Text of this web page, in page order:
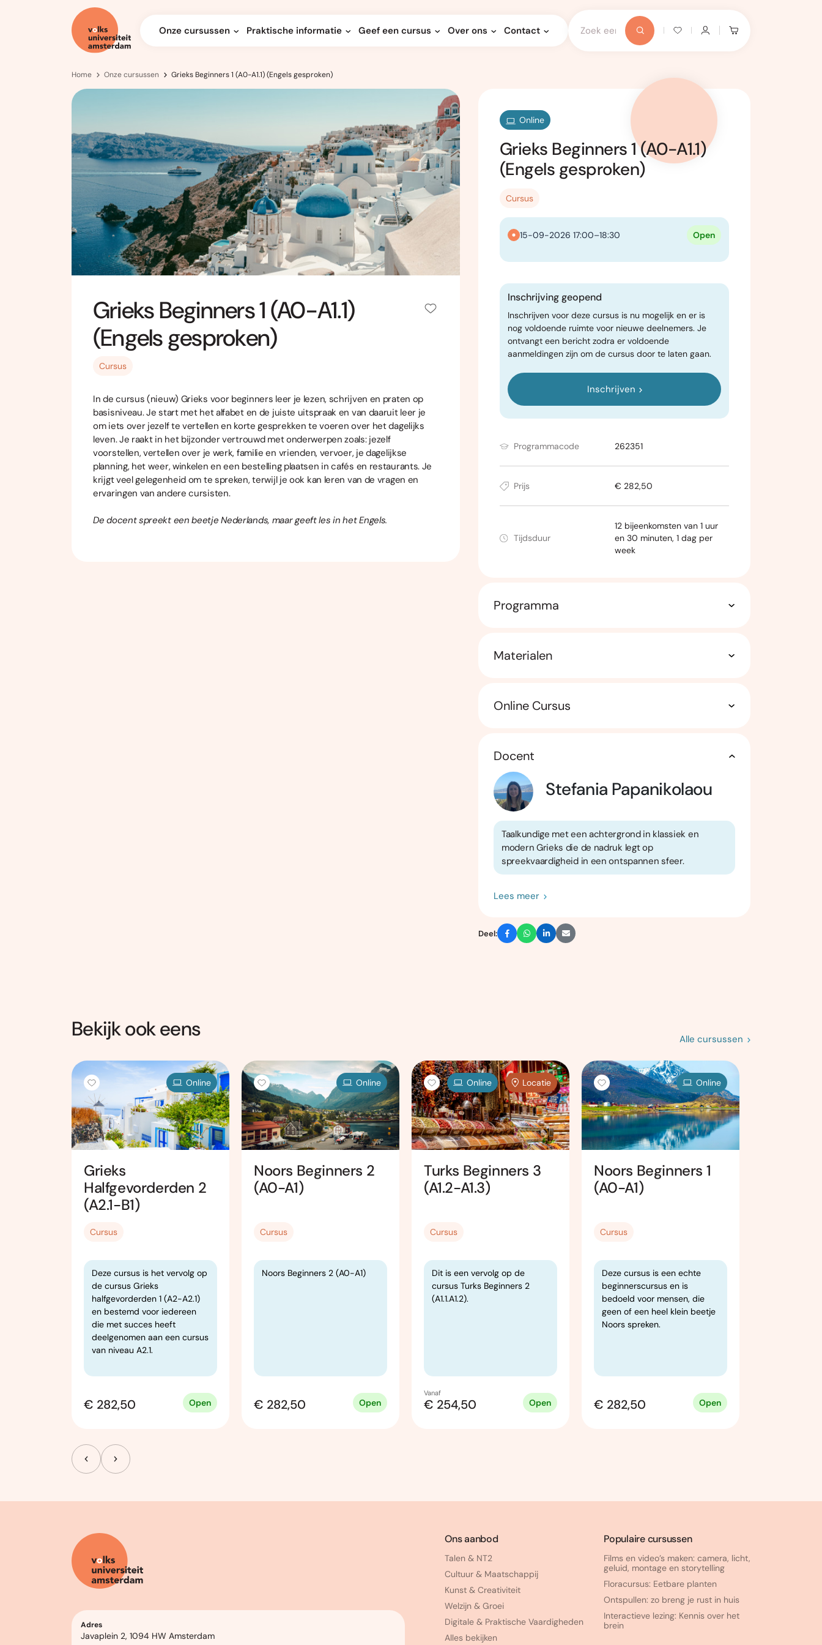
Onze cursussen Praktische informatie Geef een cursus Over ons Contact
Home Onze cursussen Grieks Beginners 1 (A0-A1.1) (Engels gesproken)
Grieks Beginners 1 (A0-A1.1)
(Engels gesproken)
Cursus
In de cursus (nieuw) Grieks voor beginners leer je lezen, schrijven en praten op
basisniveau. Je start met het alfabet en de juiste uitspraak en van daaruit leer je
om iets over jezelf te vertellen en korte gesprekken te voeren over het dagelijks
leven. Je raakt in het bijzonder vertrouwd met onderwerpen zoals: jezelf
voorstellen, vertellen over je werk, familie en vrienden, vervoer, je dagelijkse
planning, het weer, winkelen en een bestelling plaatsen in cafés en restaurants. Je
krijgt veel gelegenheid om te spreken, terwijl je ook kan leren van de vragen en
ervaringen van andere cursisten.
De docent spreekt een beetje Nederlands, maar geeft les in het Engels.
Online
Grieks Beginners 1 (A0-A1.1)
(Engels gesproken)
Cursus
15-09-2026 17:00–18:30 Open
Inschrijving geopend
Inschrijven voor deze cursus is nu mogelijk en er is
nog voldoende ruimte voor nieuwe deelnemers. Je
ontvangt een bericht zodra er voldoende
aanmeldingen zijn om de cursus door te laten gaan.
Inschrijven
Programmacode 262351
Prijs € 282,50
Tijdsduur
12 bijeenkomsten van 1 uur
en 30 minuten, 1 dag per
week
Programma
Materialen
Online Cursus
Docent
Stefania Papanikolaou
Taalkundige met een achtergrond in klassiek en
modern Grieks die de nadruk legt op
spreekvaardigheid in een ontspannen sfeer.
Lees meer
Deel:
Bekijk ook eens Alle cursussen
Online
Grieks
Halfgevorderden 2
(A2.1-B1)
Cursus
Deze cursus is het vervolg op
de cursus Grieks
halfgevorderden 1 (A2-A2.1)
en bestemd voor iedereen
die met succes heeft
deelgenomen aan een cursus
van niveau A2.1.
€ 282,50 Open
Online
Noors Beginners 2
(A0-A1)
Cursus
Noors Beginners 2 (A0-A1)
€ 282,50 Open
Online Locatie
Turks Beginners 3
(A1.2-A1.3)
Cursus
Dit is een vervolg op de
cursus Turks Beginners 2
(A1.1.A1.2).
Vanaf
€ 254,50 Open
Online
Noors Beginners 1
(A0-A1)
Cursus
Deze cursus is een echte
beginnerscursus en is
bedoeld voor mensen, die
geen of een heel klein beetje
Noors spreken.
€ 282,50 Open
Adres
Javaplein 2, 1094 HW Amsterdam
Ons aanbod
Talen & NT2
Cultuur & Maatschappij
Kunst & Creativiteit
Welzijn & Groei
Digitale & Praktische Vaardigheden
Alles bekijken
Populaire cursussen
Films en video’s maken: camera, licht,
geluid, montage en storytelling
Floracursus: Eetbare planten
Ontspullen: zo breng je rust in huis
Interactieve lezing: Kennis over het
brein